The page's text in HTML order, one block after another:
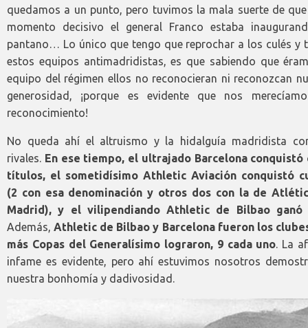
quedamos a un punto, pero tuvimos la mala suerte de
momento decisivo el general Franco estaba
pantano… Lo único que tengo que reprochar a los culés y
estos equipos antimadridistas, es que sabiendo que
equipo del régimen ellos no reconocieran ni reconozcan
generosidad, ¡porque es evidente que nos
reconocimiento!
No queda ahí el altruismo y la hidalguía madridista
rivales. En ese tiempo, el ultrajado Barcelona conquistó
títulos, el sometidísimo Athletic Aviación conquistó
(2 con esa denominación y otros dos con la de
Madrid), y el vilipendiando Athletic de Bilbao ganó
Además,Athletic de Bilbao y Barcelona fueron los
más Copas del Generalísimo lograron, 9 cada uno. La
infame es evidente, pero ahí estuvimos nosotros
nuestra bonhomía y dadivosidad.